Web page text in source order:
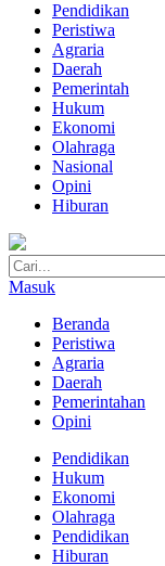
Pendidikan
Peristiwa
Agraria
Daerah
Pemerintah
Hukum
Ekonomi
Olahraga
Nasional
Opini
Hiburan
Masuk
Beranda
Peristiwa
Agraria
Daerah
Pemerintahan
Opini
Pendidikan
Hukum
Ekonomi
Olahraga
Pendidikan
Hiburan